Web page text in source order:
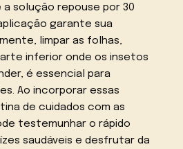
a solução repouse por 30
garante sua
limpar as folhas,
inferior onde os insetos
é essencial para
Ao incorporar essas
de cuidados com as
testemunhar o rápido
saudáveis e desfrutar da